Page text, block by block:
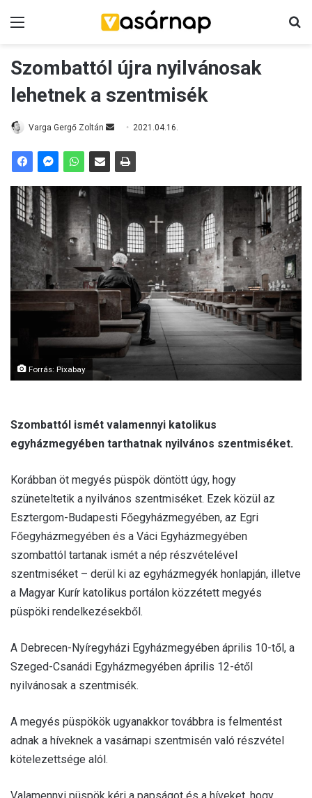
Szombattól újra nyilvánosak
lehetnek a szentmisék
Varga Gergő Zoltán
a
i
l
2021.04.16.
Forrás: Pixabay
Szombattól ismét valamennyi katolikus
egyházmegyében tarthatnak nyilvános szentmiséket.
Korábban öt megyés püspök döntött úgy, hogy
szüneteltetik a nyilvános szentmiséket. Ezek közül az
Esztergom-Budapesti Főegyházmegyében, az Egri
Főegyházmegyében és a Váci Egyházmegyében
szombattól tartanak ismét a nép részvételével
szentmiséket – derül ki az egyházmegyék honlapján, illetve
a Magyar Kurír katolikus portálon közzétett megyés
püspöki rendelkezésekből.
A Debrecen-Nyíregyházi Egyházmegyében április 10-től, a
Szeged-Csanádi Egyházmegyében április 12-étől
nyilvánosak a szentmisék.
A megyés püspökök ugyanakkor továbbra is felmentést
adnak a híveknek a vasárnapi szentmisén való részvétel
kötelezettsége alól.